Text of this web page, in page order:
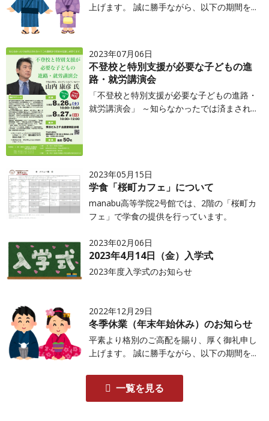
上げます。 誠に勝手ながら、以下の期間を...
2023年07月06日
不登校と特別支援が必要な子どもの進
路・就労講演会
「不登校と特別支援が必要な子どもの進路・
就労講演会」 ～知らなかったでは済まされ...
2023年05月15日
学食「桜町カフェ」について
manabu高等学院2号館では、2階の「桜町カ
フェ」で学食の提供を行っています。
2023年02月06日
2023年4月14日（金）入学式
2023年度入学式のお知らせ
2022年12月29日
冬季休業（年末年始休み）のお知らせ
平素より格別のご高配を賜り、厚く御礼申し
上げます。 誠に勝手ながら、以下の期間を...
一覧を見る